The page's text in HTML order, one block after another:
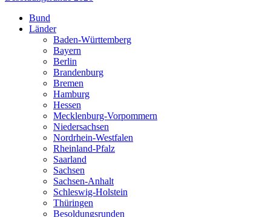
Bund
Länder
Baden-Württemberg
Bayern
Berlin
Brandenburg
Bremen
Hamburg
Hessen
Mecklenburg-Vorpommern
Niedersachsen
Nordrhein-Westfalen
Rheinland-Pfalz
Saarland
Sachsen
Sachsen-Anhalt
Schleswig-Holstein
Thüringen
Besoldungsrunden